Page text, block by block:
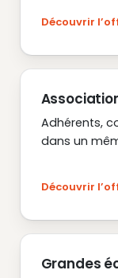
Découvrir
Adhérents,
dans un
Découvrir
Grandes